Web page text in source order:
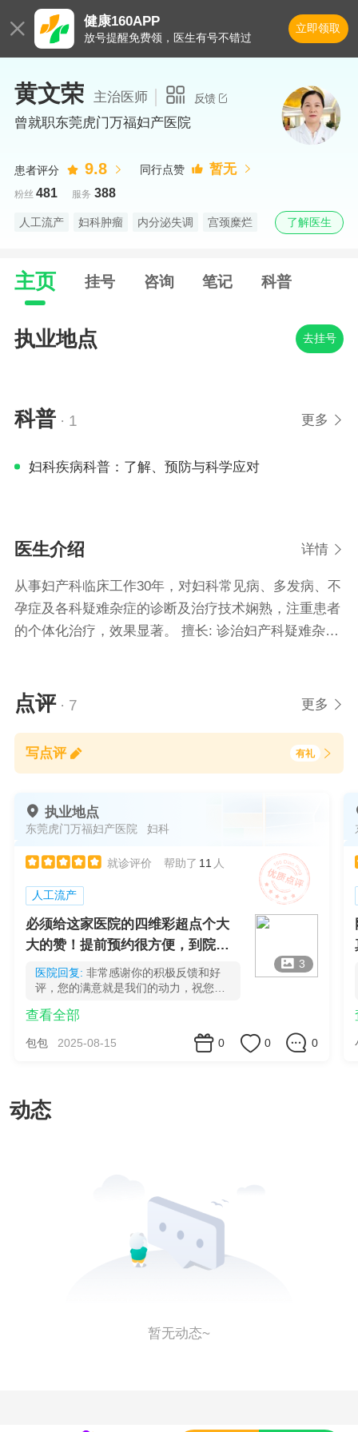
 健康160APP
放号提醒免费领，医生有号不错过
立即领取
黄文荣 主治医师 反馈 
曾就职东莞虎门万福妇产医院
患者评分 9.8 同行点赞 暂无
粉丝 481 服务 388
人工流产 妇科肿瘤 内分泌失调
宫颈糜烂
了解医生
主页 挂号 咨询 笔记 科普
执业地点 去挂号
科普· 1 更多 
妇科疾病科普：了解、预防与科学应对
医生介绍 详情 
从事妇产科临床工作30年，对妇科常见病、多发病、不
孕症及各科疑难杂症的诊断及治疗技术娴熟，注重患者
的个体化治疗，效果显著。 擅长: 诊治妇产科疑难杂
宫产、宫外孕、附件瘤、子宫全切术等手术。同时擅长
致的不孕不育，如输卵管堵塞、排卵障碍、复发性流
产、盆腔粘连等，深受患者好评。
点评· 7 更多 
写点评  有礼 
 执业地点
东莞虎门万福妇产医院 妇科
     就诊评价 帮助了 11 人
人工流产
必须给这家医院的四维彩超点个大
大的赞！提前预约很方便，到院后
流程清晰，不用等太久。检查的医
生特别有耐心，一边做一边温柔地
讲解宝宝的各个部位，还会指给我
刻真的觉得好神奇！ 彩超室的环境
的小脸蛋、小手小脚，瞬间感觉和
问。 这次四维体验真的超出预期，
让准爸妈既安心又暖心，强烈推荐
医院回复: 非常感谢你的积极反馈和好
评，您的满意就是我们的动力，祝您快
查看全部
 3
包包 2025-08-15  0  0  0
动态
暂无动态~